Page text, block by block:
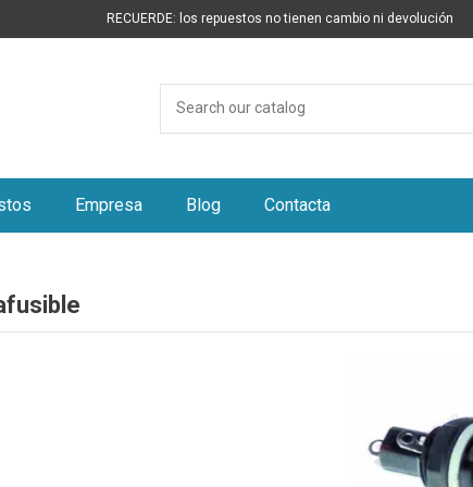
RECUERDE: los repuestos no tienen cambio ni devolución
Empresa Blog Contacta